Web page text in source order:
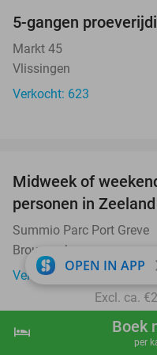
shopping_cart
hotel Boek
per
5-gangen
Markt 45
Vlissingen
Verkocht: 623
Midweek of
personen in Zeeland
Summio Parc Port Greve
Brouwershaven
Verkocht: 497
Excl. ca.
OPEN IN APP